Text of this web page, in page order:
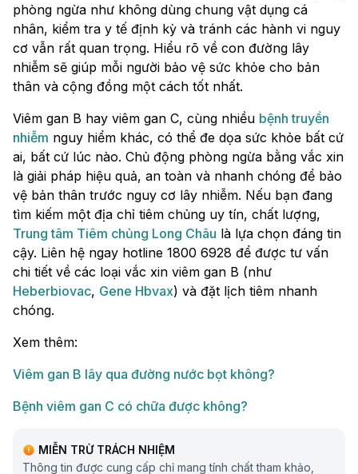
phòng ngừa như không dùng chung vật dụng cá
nhân, kiểm tra y tế định kỳ và tránh các hành vi nguy
cơ vẫn rất quan trọng. Hiểu rõ về con đường lây
nhiễm sẽ giúp mỗi người bảo vệ sức khỏe cho bản
thân và cộng đồng một cách tốt nhất.
Viêm gan B hay viêm gan C, cùng nhiều bệnh truyền
nhiễm nguy hiểm khác, có thể đe dọa sức khỏe bất cứ
ai, bất cứ lúc nào. Chủ động phòng ngừa bằng vắc xin
là giải pháp hiệu quả, an toàn và nhanh chóng để bảo
vệ bản thân trước nguy cơ lây nhiễm. Nếu bạn đang
tìm kiếm một địa chỉ tiêm chủng uy tín, chất lượng,
Trung tâm Tiêm chủng Long Châu là lựa chọn đáng tin
cậy. Liên hệ ngay hotline 1800 6928 để được tư vấn
chi tiết về các loại vắc xin viêm gan B (như
Heberbiovac, Gene Hbvax) và đặt lịch tiêm nhanh
chóng.
Xem thêm:
Viêm gan B lây qua đường nước bọt không?
Bệnh viêm gan C có chữa được không?
MIỄN TRỪ TRÁCH NHIỆM
Thông tin được cung cấp chỉ mang tính chất tham khảo,